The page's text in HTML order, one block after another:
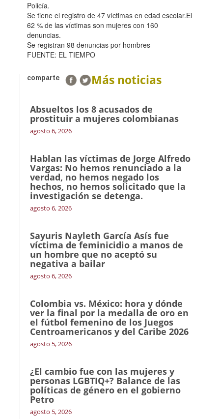
Policía.
Se tiene el registro de 47 víctimas en edad escolar.El
62 % de las víctimas son mujeres con 160
denuncias.
Se registran 98 denuncias por hombres
FUENTE: EL TIEMPO
comparte Más noticias
Absueltos los 8 acusados de
prostituir a mujeres colombianas
agosto 6, 2026
Hablan las víctimas de Jorge Alfredo
Vargas: No hemos renunciado a la
verdad, no hemos negado los
hechos, no hemos solicitado que la
investigación se detenga.
agosto 6, 2026
Sayuris Nayleth García Asís fue
víctima de feminicidio a manos de
un hombre que no aceptó su
negativa a bailar
agosto 6, 2026
Colombia vs. México: hora y dónde
ver la final por la medalla de oro en
el fútbol femenino de los Juegos
Centroamericanos y del Caribe 2026
agosto 5, 2026
¿El cambio fue con las mujeres y
personas LGBTIQ+? Balance de las
políticas de género en el gobierno
Petro
agosto 5, 2026